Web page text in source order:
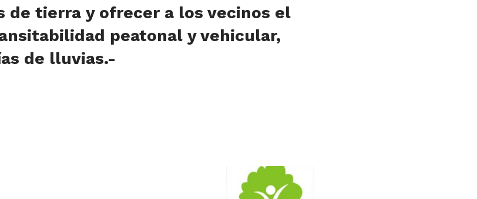
de tierra y ofrecer a los vecinos el
peatonal y vehicular,
de lluvias.-